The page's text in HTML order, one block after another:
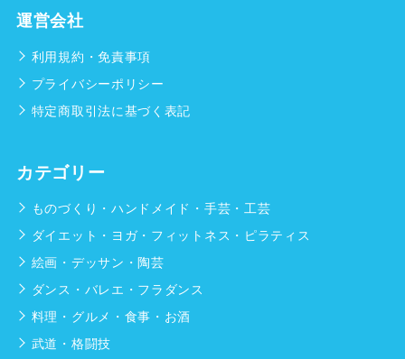
運営会社
利用規約・免責事項
プライバシーポリシー
特定商取引法に基づく表記
カテゴリー
ものづくり・ハンドメイド・手芸・工芸
ダイエット・ヨガ・フィットネス・ピラティス
絵画・デッサン・陶芸
ダンス・バレエ・フラダンス
料理・グルメ・食事・お酒
武道・格闘技